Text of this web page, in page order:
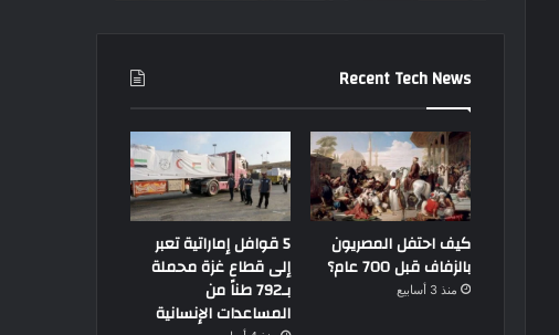
Recent Tech News
كيف احتفل المصريون
بالزفاف قبل 700 عام؟
منذ 3 أسابيع
5 قوافل إماراتية تعبر
إلى قطاع غزة محملة
بـ792 طناً من
المساعدات الإنسانية